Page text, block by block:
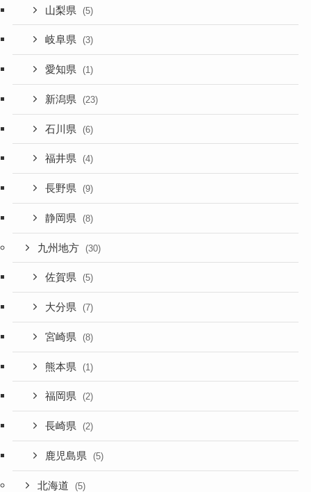
山梨県 (5)
岐阜県 (3)
愛知県 (1)
新潟県 (23)
石川県 (6)
福井県 (4)
長野県 (9)
静岡県 (8)
九州地方 (30)
佐賀県 (5)
大分県 (7)
宮崎県 (8)
熊本県 (1)
福岡県 (2)
長崎県 (2)
鹿児島県 (5)
北海道 (5)